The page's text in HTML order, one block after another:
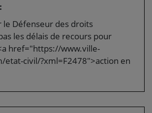
le Défenseur des droits
les délais de recours pour
href="https://www.ville-
etat-civil/?xml=F2478">action en